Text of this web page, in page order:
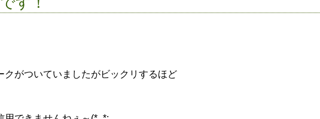
クがついていましたがビックリするほど